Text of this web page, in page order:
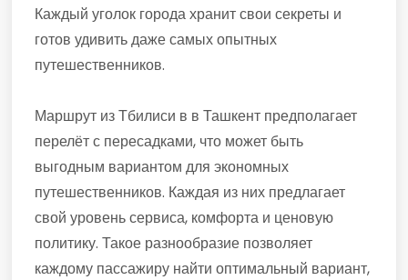
Каждый уголок города хранит свои секреты и
готов удивить даже самых опытных
путешественников.
Маршрут из Тбилиси в в Ташкент предполагает
перелёт с пересадками, что может быть
выгодным вариантом для экономных
путешественников. Каждая из них предлагает
свой уровень сервиса, комфорта и ценовую
политику. Такое разнообразие позволяет
каждому пассажиру найти оптимальный вариант,